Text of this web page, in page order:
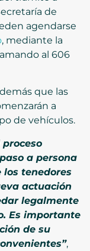
de
agendarse
, mediante la
al 606
que las
a
de vehículos.
proceso
a persona
tenedores
actuación
legalmente
Es importante
de su
,